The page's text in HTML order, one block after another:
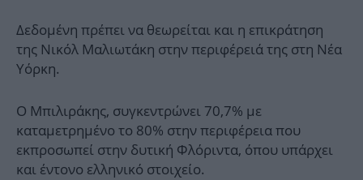
Δεδομένη πρέπει να θεωρείται και η επικράτηση
της Νικόλ Μαλιωτάκη στην περιφέρειά της στη Νέα
Υόρκη.
Ο Μπιλιράκης, συγκεντρώνει 70,7% με
καταμετρημένο το 80% στην περιφέρεια που
εκπροσωπεί στην δυτική Φλόριντα, όπου υπάρχει
και έντονο ελληνικό στοιχείο.